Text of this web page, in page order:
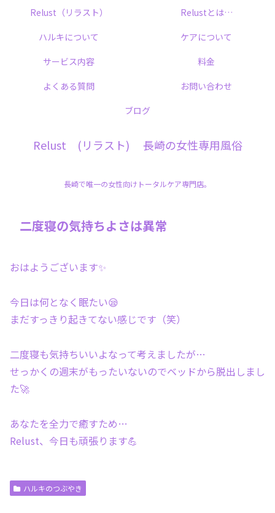
Relust (リラスト) 長崎の女性専用風俗
長崎で唯一の女性向けトータルケア専門店。
Relust（リラスト）
Relustとは…
ハルキについて
ケアについて
サービス内容
料金
よくある質問
お問い合わせ
ブログ
二度寝の気持ちよさは異常
おはようございます✨
今日は何となく眠たい😪
まだすっきり起きてない感じです（笑）
二度寝も気持ちいいよなって考えましたが…
せっかくの週末がもったいないのでベッドから脱出しまし
た🚀
あなたを全力で癒すため…
Relust、今日も頑張ります💪
ハルキのつぶやき